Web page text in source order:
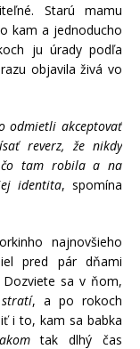
Starú mamu
kam a jednoducho
ju úrady podľa
objavila živá vo
odmietli akceptovať
reverz, že nikdy
čo tam robila a na
identita, spomína
najnovšieho
pred pár dňami
sa v ňom,
, a po rokoch
i to, kam sa babka
tak dlhý čas